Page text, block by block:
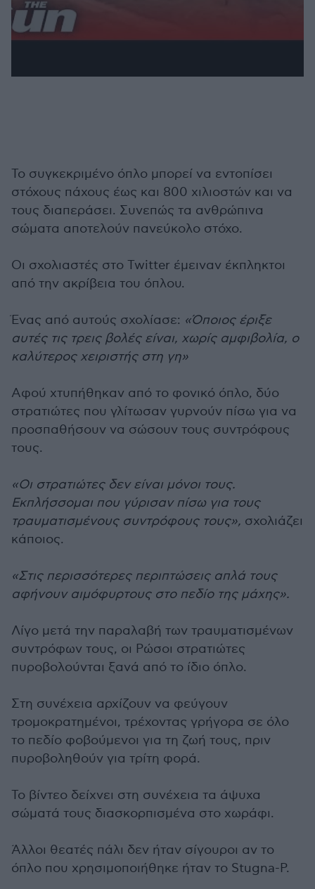
Το συγκεκριμένο όπλο μπορεί να εντοπίσει
στόχους πάχους έως και 800 χιλιοστών και να
τους διαπεράσει. Συνεπώς τα ανθρώπινα
σώματα αποτελούν πανεύκολο στόχο.
Οι σχολιαστές στο Twitter έμειναν έκπληκτοι
από την ακρίβεια του όπλου.
Ένας από αυτούς σχολίασε: «Όποιος έριξε
αυτές τις τρεις βολές είναι, χωρίς αμφιβολία, ο
καλύτερος χειριστής στη γη»
Αφού χτυπήθηκαν από το φονικό όπλο, δύο
στρατιώτες που γλίτωσαν γυρνούν πίσω για να
προσπαθήσουν να σώσουν τους συντρόφους
τους.
«Οι στρατιώτες δεν είναι μόνοι τους.
Εκπλήσσομαι που γύρισαν πίσω για τους
τραυματισμένους συντρόφους τους», σχολιάζει
κάποιος.
«Στις περισσότερες περιπτώσεις απλά τους
αφήνουν αιμόφυρτους στο πεδίο της μάχης».
Λίγο μετά την παραλαβή των τραυματισμένων
συντρόφων τους, οι Ρώσοι στρατιώτες
πυροβολούνται ξανά από το ίδιο όπλο.
Στη συνέχεια αρχίζουν να φεύγουν
τρομοκρατημένοι, τρέχοντας γρήγορα σε όλο
το πεδίο φοβούμενοι για τη ζωή τους, πριν
πυροβοληθούν για τρίτη φορά.
Το βίντεο δείχνει στη συνέχεια τα άψυχα
σώματά τους διασκορπισμένα στο χωράφι.
Άλλοι θεατές πάλι δεν ήταν σίγουροι αν το
όπλο που χρησιμοποιήθηκε ήταν το Stugna-P.